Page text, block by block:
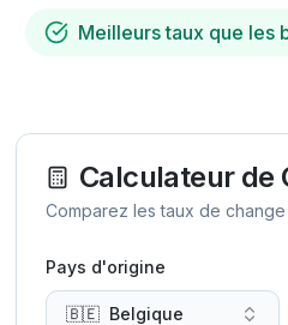
Meilleurs taux que les
Calculateur de
Comparez les taux de
Pays d'origine
🇧🇪 Belgique